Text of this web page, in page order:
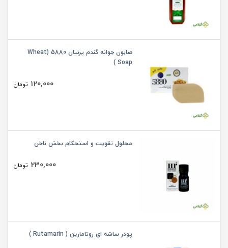
صابون جوانه گندم پرنیان 5880 (Wheat
Soap )
120,000 تومان
محلول تقویت و استحکام بخش ناخن
230,000 تومان
پودر ساشه ای روتامارین ( Rutamarin )